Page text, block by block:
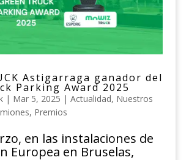
Astigarraga ganador del
Parking Award 2025
| Mar 5, 2025 | Actualidad, Nuestros
, Premios
en las instalaciones de
Europea en Bruselas,